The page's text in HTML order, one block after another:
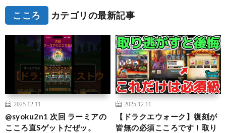
こころ カテゴリの最新記事
2025.12.11
@syoku2n1 次回 ラーミアの
こころ直Sゲットだぜッ。
2025.12.11
【ドラクエウォーク】復刻が
皆無の必須こころです！取り